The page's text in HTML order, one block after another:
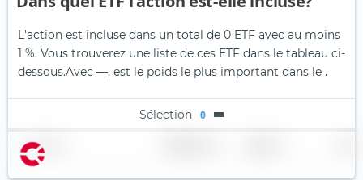
L'action est incluse dans un total de 0 ETF avec au moins
1 %. Vous trouverez une liste de ces ETF dans le tableau ci-
dessous.Avec —, est le poids le plus important dans le .
Sélection 0
Nom